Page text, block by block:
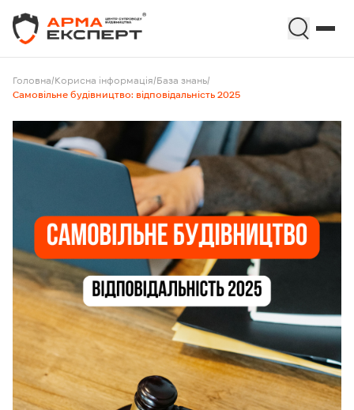
Головна/Корисна інформація/База знань/
Самовільне будівництво: відповідальність 2025